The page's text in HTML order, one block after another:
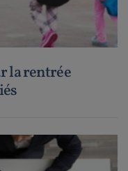
la rentrée